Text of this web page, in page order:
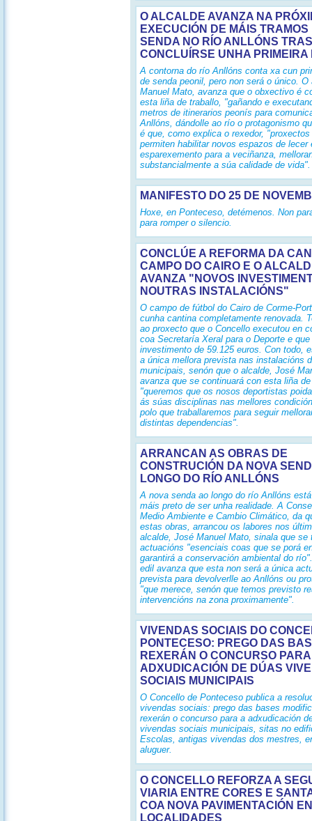
O ALCALDE AVANZA NA
EXECUCIÓN DE MÁIS TRAMOS
SENDA NO RÍO ANLLÓNS TRAS
CONCLUÍRSE UNHA PRIMEIRA
A contorna do río Anllóns conta xa cun
de senda peonil, pero non será o único.
Manuel Mato, avanza que o obxectivo é
esta liña de traballo, "gañando e
metros de itinerarios peonís para
Anllóns, dándolle ao río o protagonismo
é que, como explica o rexedor,
permiten habilitar novos espazos de lecer
esparexemento para a veciñanza,
substancialmente a súa calidade de vida".
MANIFESTO DO 25 DE
Hoxe, en Ponteceso, detémenos. Non
para romper o silencio.
CONCLÚE A REFORMA DA
CAMPO DO CAIRO E O
AVANZA "NOVOS
NOUTRAS INSTALACIÓNS"
O campo de fútbol do Cairo de Corme-
cunha cantina completamente renovada.
ao proxecto que o Concello executou en
coa Secretaría Xeral para o Deporte e
investimento de 59.125 euros. Con todo,
a única mellora prevista nas instalacións
municipais, senón que o alcalde, José
avanza que se continuará con esta liña
"queremos que os nosos deportistas
ás súas disciplinas nas mellores
polo que traballaremos para seguir
distintas dependencias".
ARRANCAN AS OBRAS DE
CONSTRUCIÓN DA NOVA
LONGO DO RÍO ANLLÓNS
A nova senda ao longo do río Anllóns
máis preto de ser unha realidade. A
Medio Ambiente e Cambio Climático, da
estas obras, arrancou os labores nos
alcalde, José Manuel Mato, sinala que se
actuacións "esenciais coas que se porá
garantirá a conservación ambiental do
edil avanza que esta non será a única
prevista para devolverlle ao Anllóns ou
"que merece, senón que temos previsto
intervencións na zona proximamente".
VIVENDAS SOCIAIS DO
PONTECESO: PREGO DAS
REXERÁN O CONCURSO PARA
ADXUDICACIÓN DE DÚAS
SOCIAIS MUNICIPAIS
O Concello de Ponteceso publica a
vivendas sociais: prego das bases
rexerán o concurso para a adxudicación
vivendas sociais municipais, sitas no
Escolas, antigas vivendas dos mestres,
aluguer.
O CONCELLO REFORZA A
VIARIA ENTRE CORES E
COA NOVA PAVIMENTACIÓN
LOCALIDADES